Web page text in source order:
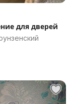
для дверей